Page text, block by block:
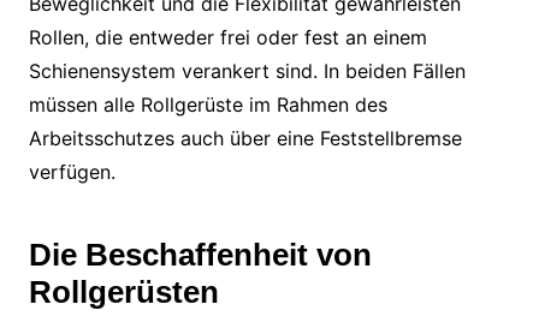
Rollen, die entweder frei oder fest an einem
Schienensystem verankert sind. In beiden Fällen
müssen alle Rollgerüste im Rahmen des
Arbeitsschutzes auch über eine Feststellbremse
verfügen.
Die Beschaffenheit von
Rollgerüsten